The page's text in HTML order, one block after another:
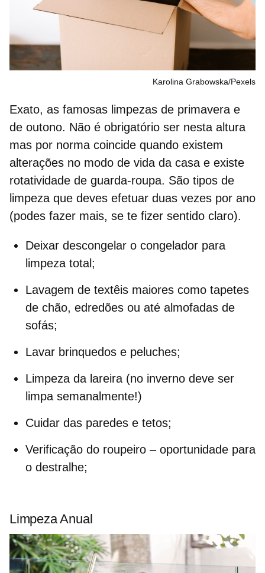
Karolina Grabowska/Pexels
Exato, as famosas limpezas de primavera e
de outono. Não é obrigatório ser nesta altura
mas por norma coincide quando existem
alterações no modo de vida da casa e existe
rotatividade de guarda-roupa. São tipos de
limpeza que deves efetuar duas vezes por ano
(podes fazer mais, se te fizer sentido claro).
Deixar descongelar o congelador para
limpeza total;
Lavagem de textêis maiores como tapetes
de chão, edredões ou até almofadas de
sofás;
Lavar brinquedos e peluches;
Limpeza da lareira (no inverno deve ser
limpa semanalmente!)
Cuidar das paredes e tetos;
Verificação do roupeiro – oportunidade para
o destralhe;
Limpeza Anual